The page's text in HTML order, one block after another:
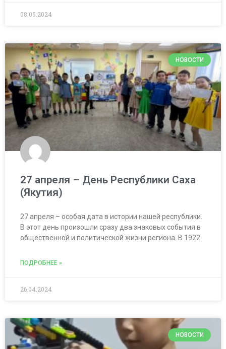
08.05.2024
НОВОСТИ
27 апреля – День Республики Саха
(Якутия)
27 апреля – особая дата в истории нашей республики.
В этот день произошли сразу два знаковых события в
общественной и политической жизни региона. В 1922
ПОДРОБНЕЕ »
26.04.2024
НОВОСТИ